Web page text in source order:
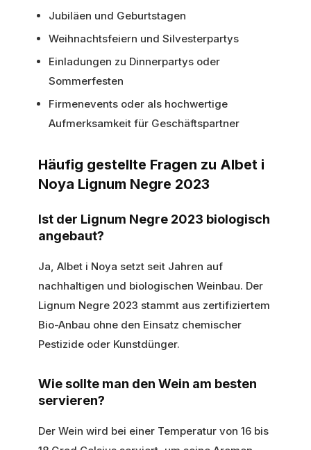
Jubiläen und Geburtstagen
Weihnachtsfeiern und Silvesterpartys
Einladungen zu Dinnerpartys oder
Sommerfesten
Firmenevents oder als hochwertige
Aufmerksamkeit für Geschäftspartner
Häufig gestellte Fragen zu Albet i
Noya Lignum Negre 2023
Ist der Lignum Negre 2023 biologisch
angebaut?
Ja, Albet i Noya setzt seit Jahren auf
nachhaltigen und biologischen Weinbau. Der
Lignum Negre 2023 stammt aus zertifiziertem
Bio-Anbau ohne den Einsatz chemischer
Pestizide oder Kunstdünger.
Wie sollte man den Wein am besten
servieren?
Der Wein wird bei einer Temperatur von 16 bis